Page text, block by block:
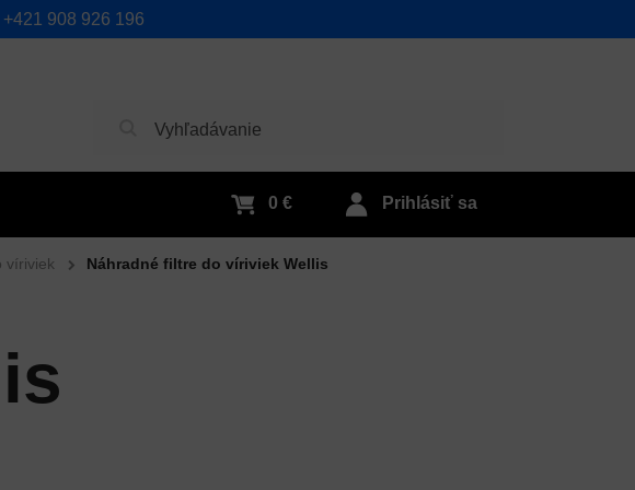
Prihlásiť sa
0 €
+421 908 926 196
víriviek Náhradné filtre do víriviek Wellis